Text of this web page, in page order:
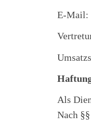
E-Mail:
Als
Nach